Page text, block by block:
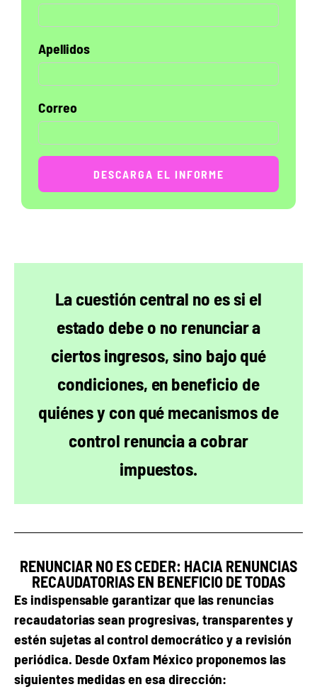
Apellidos
Correo
La cuestión central no es si el
estado debe o no renunciar a
ciertos ingresos, sino bajo qué
condiciones, en beneficio de
quiénes y con qué mecanismos de
control renuncia a cobrar
impuestos.
RENUNCIAR NO ES CEDER: HACIA RENUNCIAS
RECAUDATORIAS EN BENEFICIO DE TODAS
Es indispensable garantizar que las renuncias
recaudatorias sean progresivas, transparentes y
estén sujetas al control democrático y a revisión
periódica. Desde Oxfam México proponemos las
siguientes medidas en esa dirección: